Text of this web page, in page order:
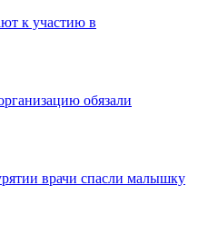
к участию в
обязали
врачи спасли малышку